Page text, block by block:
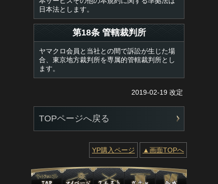
日本法とします。
第18条 管轄裁判所
ヤマクロ会員と当社との間で訴訟が生じた場
合、東京地方裁判所を専属的管轄裁判所とし
ます。
2019-02-19 改定
TOPページへ戻る
YP購入ページ ▲画面TOPへ